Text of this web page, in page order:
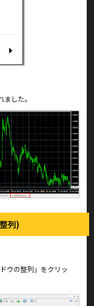
した。
列)
ウの整列」をクリッ